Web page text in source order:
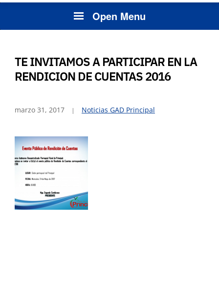
Open Menu
TE INVITAMOS A PARTICIPAR EN LA
RENDICION DE CUENTAS 2016
marzo 31, 2017 Noticias GAD Principal